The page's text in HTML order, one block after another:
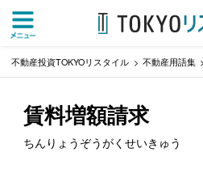
不動産投資TOKYOリスタイル 不動産用語集
賃料増額請求
ちんりょうぞうがくせいきゅう